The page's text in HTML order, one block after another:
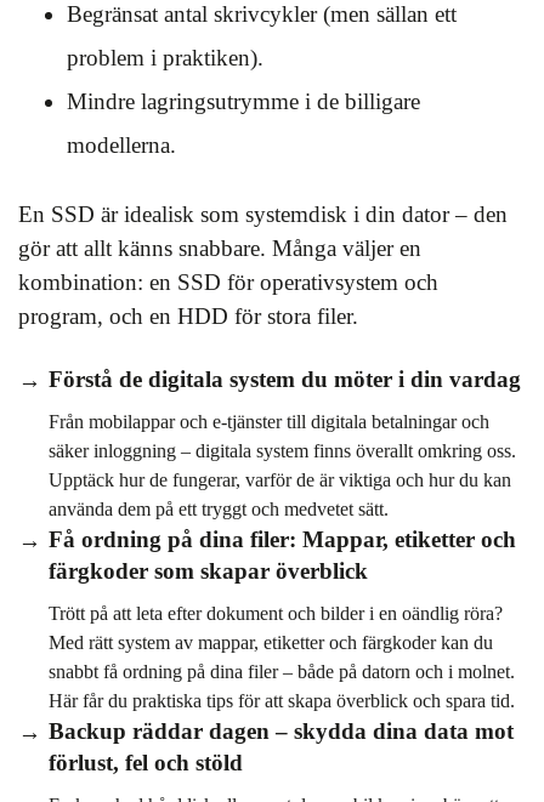
Begränsat antal skrivcykler (men sällan ett
problem i praktiken).
Mindre lagringsutrymme i de billigare
modellerna.
En SSD är idealisk som systemdisk i din dator – den
gör att allt känns snabbare. Många väljer en
kombination: en SSD för operativsystem och
program, och en HDD för stora filer.
Förstå de digitala system du möter i din vardag
Från mobilappar och e-tjänster till digitala betalningar och
säker inloggning – digitala system finns överallt omkring oss.
Upptäck hur de fungerar, varför de är viktiga och hur du kan
använda dem på ett tryggt och medvetet sätt.
Få ordning på dina filer: Mappar, etiketter och
färgkoder som skapar överblick
Trött på att leta efter dokument och bilder i en oändlig röra?
Med rätt system av mappar, etiketter och färgkoder kan du
snabbt få ordning på dina filer – både på datorn och i molnet.
Här får du praktiska tips för att skapa överblick och spara tid.
Backup räddar dagen – skydda dina data mot
förlust, fel och stöld